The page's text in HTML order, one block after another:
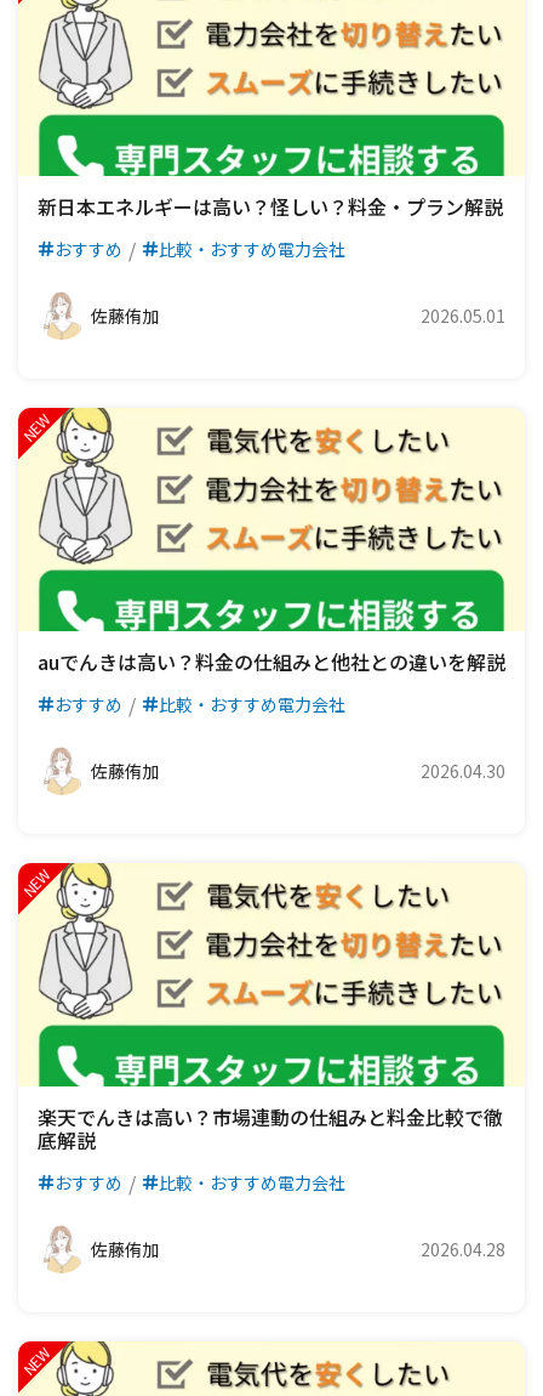
新日本エネルギーは高い？怪しい？料金・プラン解説
おすすめ 比較・おすすめ電力会社
佐藤侑加 2026.05.01
auでんきは高い？料金の仕組みと他社との違いを解説
おすすめ 比較・おすすめ電力会社
佐藤侑加 2026.04.30
楽天でんきは高い？市場連動の仕組みと料金比較で徹
底解説
おすすめ 比較・おすすめ電力会社
佐藤侑加 2026.04.28